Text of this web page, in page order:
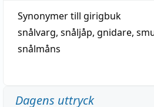
Synonymer till girigbuk
snålvarg, snåljåp, gnidare,
snålmåns
Dagens uttryck